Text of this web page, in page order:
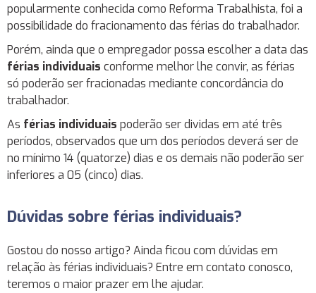
popularmente conhecida como Reforma Trabalhista, foi a
possibilidade do fracionamento das férias do trabalhador.
Porém, ainda que o empregador possa escolher a data das
férias individuais conforme melhor lhe convir, as férias
só poderão ser fracionadas mediante concordância do
trabalhador.
As férias individuais poderão ser dividas em até três
períodos, observados que um dos períodos deverá ser de
no mínimo 14 (quatorze) dias e os demais não poderão ser
inferiores a 05 (cinco) dias.
Dúvidas sobre férias individuais?
Gostou do nosso artigo? Ainda ficou com dúvidas em
relação às férias individuais? Entre em contato conosco,
teremos o maior prazer em lhe ajudar.